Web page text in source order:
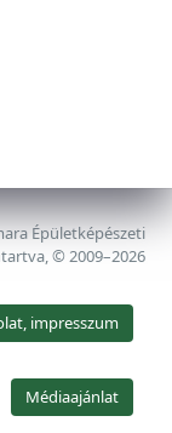
Épületképészeti
© 2009–2026
impresszum
Médiaajánlat